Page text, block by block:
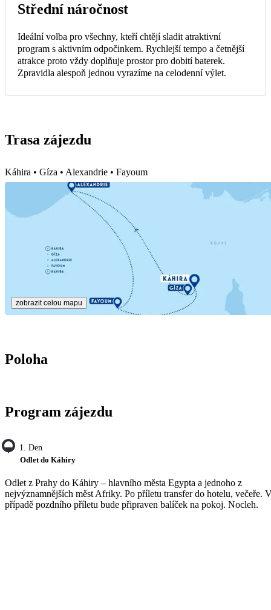
Střední náročnost
Ideální volba pro všechny, kteří chtějí sladit atraktivní
program s aktivním odpočinkem. Rychlejší tempo a četnější
atrakce proto vždy doplňuje prostor pro dobití baterek.
Zpravidla alespoň jednou vyrazíme na celodenní výlet.
Trasa zájezdu
Káhira • Gíza • Alexandrie • Fayoum
zobrazit celou mapu
Poloha
Program zájezdu
1. Den
Odlet do Káhiry
Odlet z Prahy do Káhiry – hlavního města Egypta a jednoho z
nejvýznamnějších měst Afriky. Po příletu transfer do hotelu, večeře.
případě pozdního příletu bude připraven balíček na pokoj. Nocleh.